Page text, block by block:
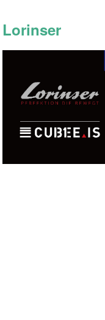
Lorinser